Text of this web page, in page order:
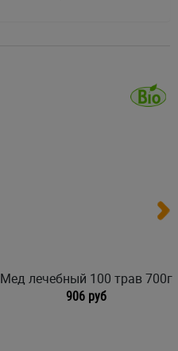
Мед лечебный 100 трав 700г
906 руб